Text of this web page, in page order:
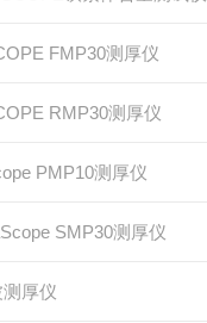
FMP30测厚仪
RMP30测厚仪
PMP10测厚仪
SMP30测厚仪
厚仪